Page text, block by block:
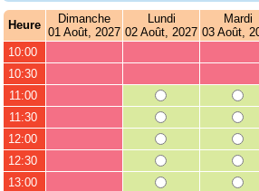
Heure
Dimanche
01 Août, 2027
Lundi
02 Août, 2027
Mardi
03 Août,
10:00
10:30
11:00
11:30
12:00
12:30
13:00